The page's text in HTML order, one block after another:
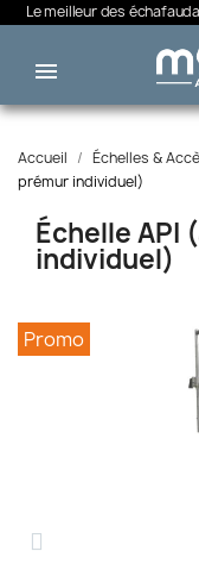
Le meilleur des
Accueil Échelles &
prémur individuel)
Échelle API
individuel)
Promo